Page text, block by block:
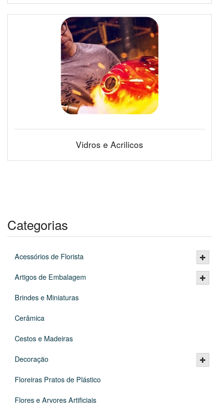
Vidros e Acrilicos
Categorias
Acessórios de Florista
Artigos de Embalagem
Brindes e Miniaturas
Cerâmica
Cestos e Madeiras
Decoração
Floreiras Pratos de Plástico
Flores e Arvores Artificiais